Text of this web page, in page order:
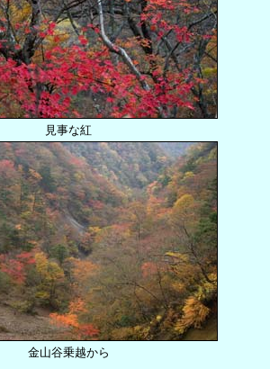
見事な紅
金山谷乗越から